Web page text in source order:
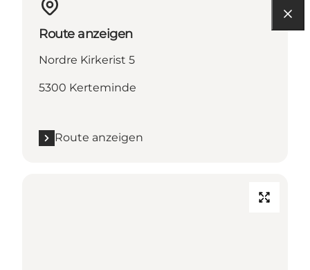
Route anzeigen
Nordre Kirkerist 5
5300 Kerteminde
Route anzeigen